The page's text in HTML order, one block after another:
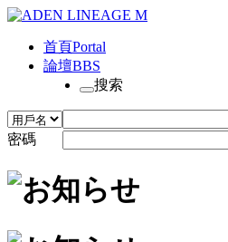
首頁Portal
論壇BBS
搜索
密碼